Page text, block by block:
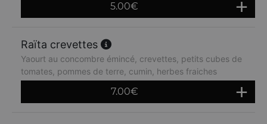
5.00€
Raïta crevettes
Yaourt au concombre émincé, crevettes, petits cubes de
tomates, pommes de terre, cumin, herbes fraiches
7.00€